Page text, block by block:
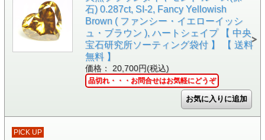
石) 0.287ct, SI-2, Fancy Yellowish
Brown ( ファンシー・イエローイッシ
ュ・ブラウン ), ハートシェイプ 【 中央
宝石研究所ソーティング袋付 】 【 送料
無料 】
価格： 20,700円(税込)
品切れ・・・お問合せはお気軽にどうぞ
PICK UP